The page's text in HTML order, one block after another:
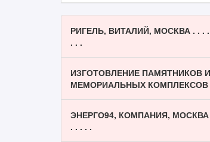
РИГЕЛЬ, ВИТАЛИЙ, МОСКВА . . . .
. . .
ИЗГОТОВЛЕНИЕ ПАМЯТНИКОВ И
МЕМОРИАЛЬНЫХ КОМПЛЕКСОВ
ЭНЕРГО94, КОМПАНИЯ, МОСКВА .
. . . . .